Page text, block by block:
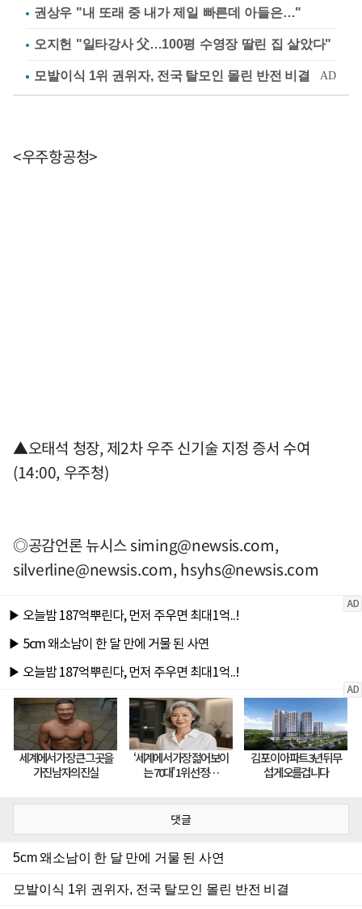
권상우 "내 또래 중 내가 제일 빠른데 아들은…"
오지헌 "일타강사 父…100평 수영장 딸린 집 살았다"
<우주항공청>
▲오태석 청장, 제2차 우주 신기술 지정 증서 수여
(14:00, 우주청)
◎공감언론 뉴시스siming@newsis.com,
silverline@newsis.com,hsyhs@newsis.com
댓글